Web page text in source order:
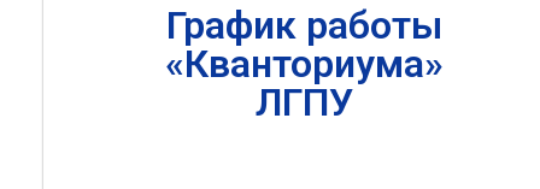
График работы
«Кванториума»
ЛГПУ